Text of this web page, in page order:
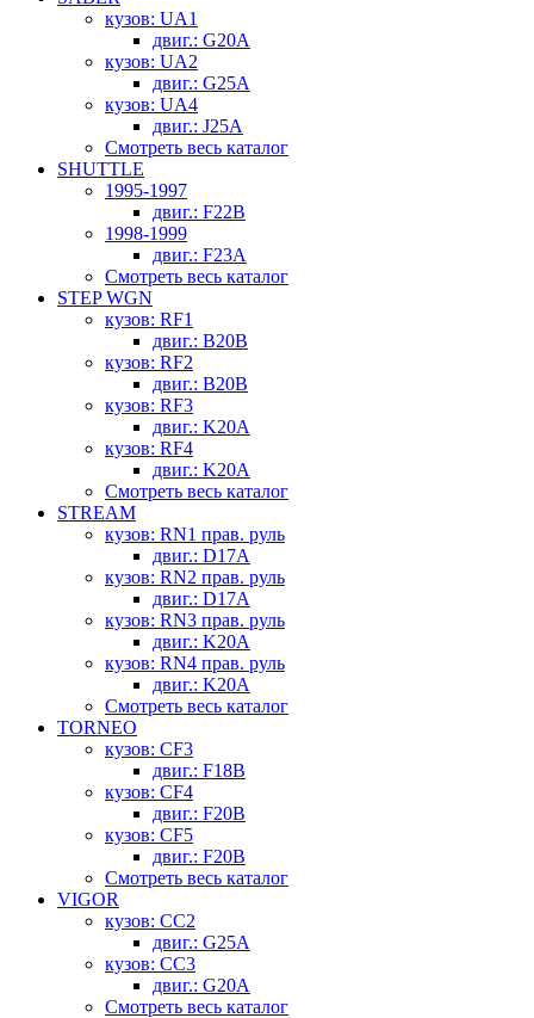
кузов: UA1
двиг.: G20A
кузов: UA2
двиг.: G25A
кузов: UA4
двиг.: J25A
Смотреть весь каталог
SHUTTLE
1995-1997
двиг.: F22B
1998-1999
двиг.: F23A
Смотреть весь каталог
STEP WGN
кузов: RF1
двиг.: B20B
кузов: RF2
двиг.: B20B
кузов: RF3
двиг.: K20A
кузов: RF4
двиг.: K20A
Смотреть весь каталог
STREAM
кузов: RN1 прав. руль
двиг.: D17A
кузов: RN2 прав. руль
двиг.: D17A
кузов: RN3 прав. руль
двиг.: K20A
кузов: RN4 прав. руль
двиг.: K20A
Смотреть весь каталог
TORNEO
кузов: CF3
двиг.: F18B
кузов: CF4
двиг.: F20B
кузов: CF5
двиг.: F20B
Смотреть весь каталог
VIGOR
кузов: CC2
двиг.: G25A
кузов: CC3
двиг.: G20A
Смотреть весь каталог